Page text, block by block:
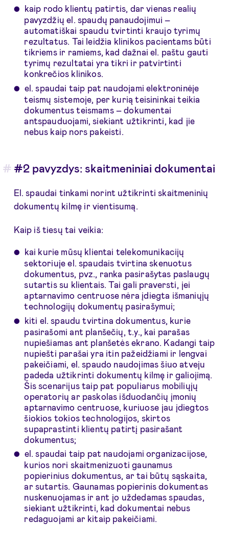
kaip rodo klientų patirtis, dar vienas realių
pavyzdžių el. spaudų panaudojimui –
automatiškai spaudu tvirtinti kraujo tyrimų
rezultatus. Tai leidžia klinikos pacientams būti
tikriems ir ramiems, kad dažnai el. paštu gauti
tyrimų rezultatai yra tikri ir patvirtinti
konkrečios klinikos.
el. spaudai taip pat naudojami elektroninėje
teismų sistemoje, per kurią teisininkai teikia
dokumentus teismams – dokumentai
antspauduojami, siekiant užtikrinti, kad jie
nebus kaip nors pakeisti.
#2 pavyzdys: skaitmeniniai dokumentai
El. spaudai tinkami norint užtikrinti skaitmeninių
dokumentų kilmę ir vientisumą.
Kaip iš tiesų tai veikia:
kai kurie mūsų klientai telekomunikacijų
sektoriuje el. spaudais tvirtina skenuotus
dokumentus, pvz., ranka pasirašytas paslaugų
sutartis su klientais. Tai gali praversti, jei
aptarnavimo centruose nėra įdiegta išmaniųjų
technologijų dokumentų pasirašymui;
kiti el. spaudu tvirtina dokumentus, kurie
pasirašomi ant planšečių, t.y., kai parašas
nupiešiamas ant planšetės ekrano. Kadangi taip
nupiešti parašai yra itin pažeidžiami ir lengvai
pakeičiami, el. spaudo naudojimas šiuo atveju
padeda užtikrinti dokumentų kilmę ir galiojimą.
Šis scenarijus taip pat populiarus mobiliųjų
operatorių ar paskolas išduodančių įmonių
aptarnavimo centruose, kuriuose jau įdiegtos
šiokios tokios technologijos, skirtos
supaprastinti klientų patirtį pasirašant
dokumentus;
el. spaudai taip pat naudojami organizacijose,
kurios nori skaitmenizuoti gaunamus
popierinius dokumentus, ar tai būtų sąskaita,
ar sutartis. Gaunamas popierinis dokumentas
nuskenuojamas ir ant jo uždedamas spaudas,
siekiant užtikrinti, kad dokumentai nebus
redaguojami ar kitaip pakeičiami.